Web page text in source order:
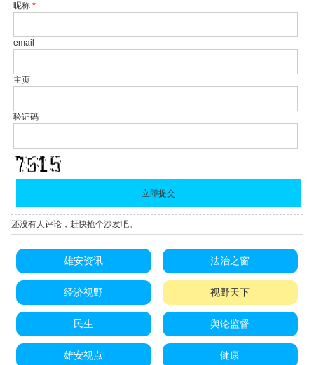
昵称*
email
主页
验证码
还没有人评论，赶快抢个沙发吧。
雄安资讯 法治之窗
经济视野 视野天下
民生 舆论监督
雄安视点 健康